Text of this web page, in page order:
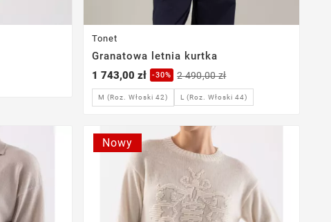
Tonet
Granatowa letnia kurtka
1 743,00 zł
-30% 2 490,00 zł
M (Roz. Włoski 42) L (Roz. Włoski 44)
Nowy